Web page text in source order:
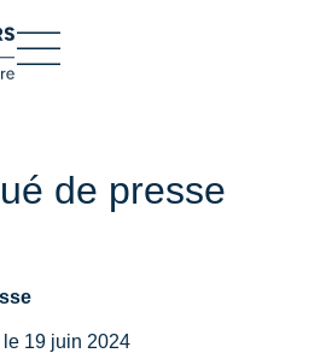
de presse
le 19 juin 2024